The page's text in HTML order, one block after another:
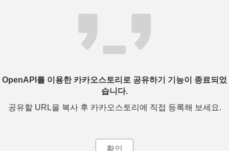
OpenAPI를 이용한 카카오스토리로 공유하기 기능이 종료되었
습니다.
공유할 URL을 복사 후 카카오스토리에 직접 등록해 보세요.
확인